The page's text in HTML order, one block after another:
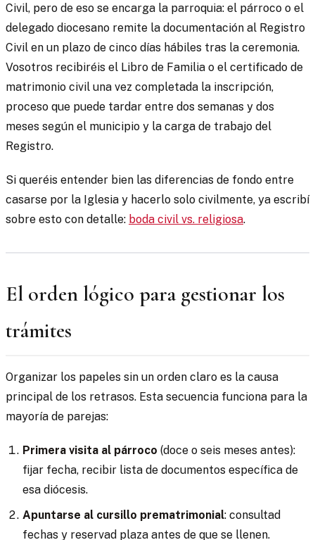
Civil, pero de eso se encarga la parroquia: el párroco o el
delegado diocesano remite la documentación al Registro
Civil en un plazo de cinco días hábiles tras la ceremonia.
Vosotros recibiréis el Libro de Familia o el certificado de
matrimonio civil una vez completada la inscripción,
proceso que puede tardar entre dos semanas y dos
meses según el municipio y la carga de trabajo del
Registro.
Si queréis entender bien las diferencias de fondo entre
casarse por la Iglesia y hacerlo solo civilmente, ya escribí
sobre esto con detalle: boda civil vs. religiosa.
El orden lógico para gestionar los
trámites
Organizar los papeles sin un orden claro es la causa
principal de los retrasos. Esta secuencia funciona para la
mayoría de parejas:
Primera visita al párroco (doce o seis meses antes):
fijar fecha, recibir lista de documentos específica de
esa diócesis.
Apuntarse al cursillo prematrimonial: consultad
fechas y reservad plaza antes de que se llenen.